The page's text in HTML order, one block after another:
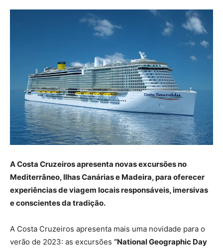
A Costa Cruzeiros apresenta novas excursões no
Mediterrâneo, Ilhas Canárias e Madeira, para oferecer
experiências de viagem locais responsáveis, imersivas
e conscientes da tradição.
A Costa Cruzeiros apresenta mais uma novidade para o
verão de 2023: as excursões “National Geographic Day